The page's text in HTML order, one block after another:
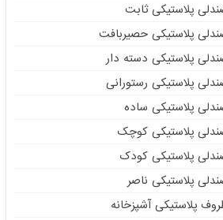
پلاستیکی ثابت
پلاستیکی حصیربافت
پلاستیکی دسته دار
پلاستیکی رستورانی
پلاستیکی ساده
پلاستیکی کوچک
پلاستیکی کودک
پلاستیکی ناصر
پلاستیکی آشپزخانه